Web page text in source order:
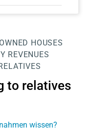
HOUSES
REVENUES
to relatives
wissen?